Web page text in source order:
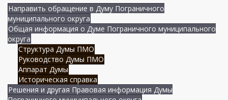
Направить обращение в Думу Пограничного
муниципального округа
Общая информация о Думе Пограничного муниципального
округа
Структура Думы ПМО
Руководство Думы ПМО
Аппарат Думы
Историческая справка
Решения и другая Правовая информация Думы